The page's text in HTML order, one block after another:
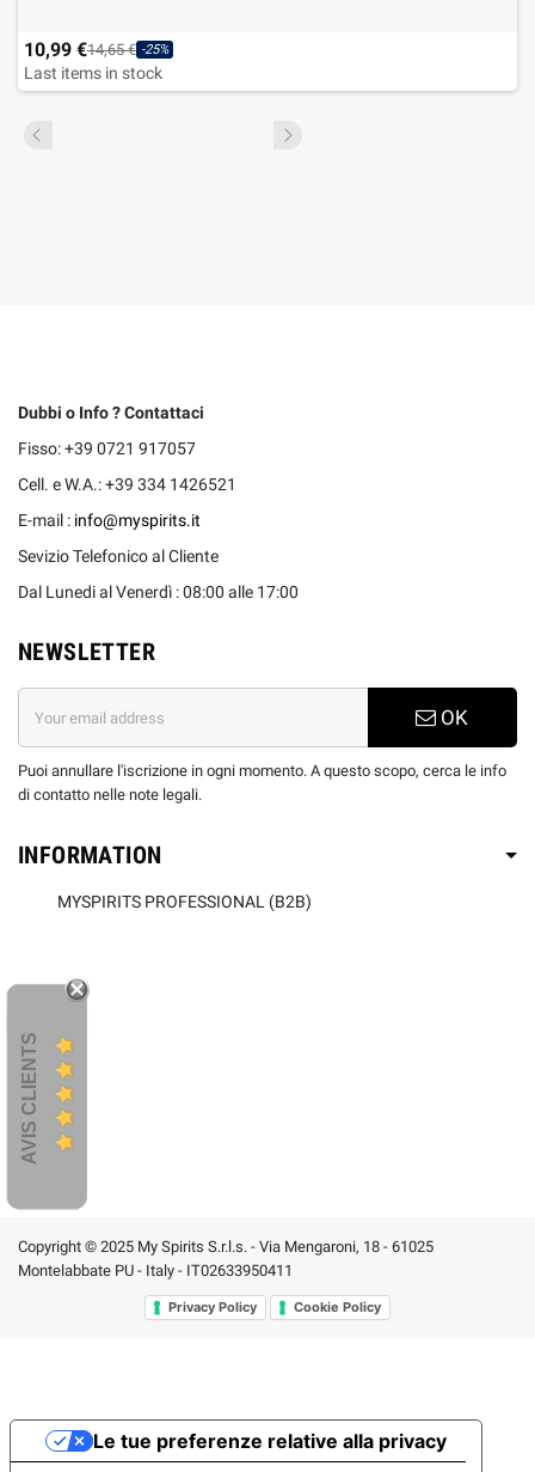
10,99 €14,65 € -25%
Last items in stock
Dubbi o Info ? Contattaci
Fisso: +39 0721 917057
Cell. e W.A.: +39 334 1426521
E-mail : info@myspirits.it
Sevizio Telefonico al Cliente
Dal Lunedi al Venerdì : 08:00 alle 17:00
NEWSLETTER
OK
Puoi annullare l'iscrizione in ogni momento. A questo scopo, cerca le info
di contatto nelle note legali.
INFORMATION
MYSPIRITS PROFESSIONAL (B2B)
AVIS CLIENTS
Copyright © 2025 My Spirits S.r.l.s. - Via Mengaroni, 18 - 61025
Montelabbate PU - Italy - IT02633950411
Privacy Policy Cookie Policy
Le tue preferenze relative alla privacy